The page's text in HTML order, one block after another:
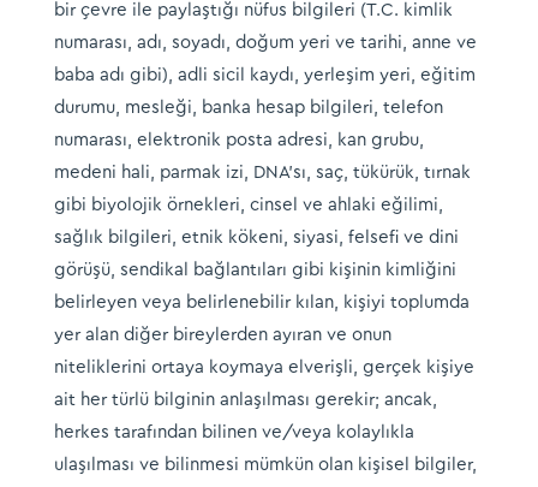
bir çevre ile paylaştığı nüfus bilgileri (T.C. kimlik
numarası, adı, soyadı, doğum yeri ve tarihi, anne ve
baba adı gibi), adli sicil kaydı, yerleşim yeri, eğitim
durumu, mesleği, banka hesap bilgileri, telefon
numarası, elektronik posta adresi, kan grubu,
medeni hali, parmak izi, DNA’sı, saç, tükürük, tırnak
gibi biyolojik örnekleri, cinsel ve ahlaki eğilimi,
sağlık bilgileri, etnik kökeni, siyasi, felsefi ve dini
görüşü, sendikal bağlantıları gibi kişinin kimliğini
belirleyen veya belirlenebilir kılan, kişiyi toplumda
yer alan diğer bireylerden ayıran ve onun
niteliklerini ortaya koymaya elverişli, gerçek kişiye
ait her türlü bilginin anlaşılması gerekir; ancak,
herkes tarafından bilinen ve/veya kolaylıkla
ulaşılması ve bilinmesi mümkün olan kişisel bilgiler,